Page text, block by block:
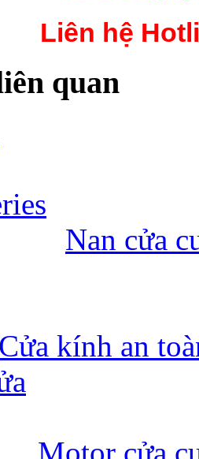
Liên hệ
quan
Nan cửa
Cửa kính an